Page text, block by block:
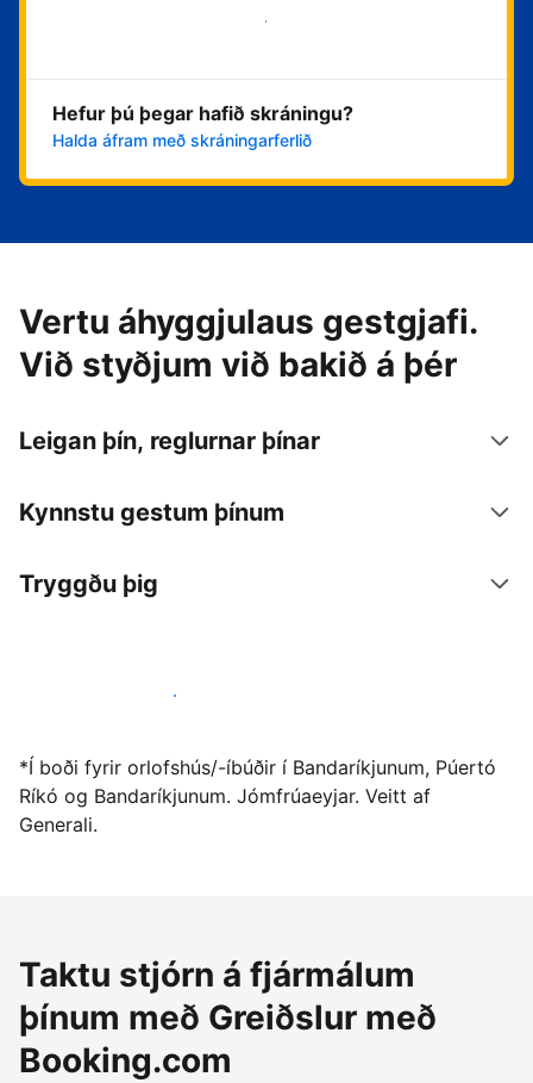
Byrja núna
Hefur þú þegar hafið skráningu?
Halda áfram með skráningarferlið
Vertu áhyggjulaus gestgjafi.
Við styðjum við bakið á þér
Leigan þín, reglurnar þínar
Kynnstu gestum þínum
Tryggðu þig
Vertu gestgjafi hjá okkur í dag
*Í boði fyrir orlofshús/-íbúðir í Bandaríkjunum, Púertó
Ríkó og Bandaríkjunum. Jómfrúaeyjar. Veitt af
Generali.
Taktu stjórn á fjármálum
þínum með Greiðslur með
Booking.com